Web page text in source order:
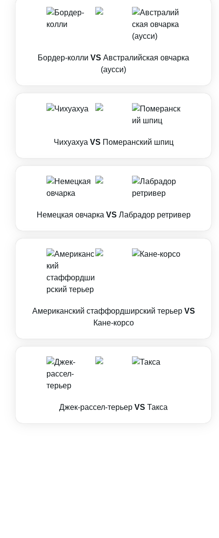
Бордер-колли VS Австралийская овчарка
(аусси)
Чихуахуа VS Померанский шпиц
Немецкая овчарка VS Лабрадор ретривер
Американский стаффордширский терьер VS
Кане-корсо
Джек-рассел-терьер VS Такса